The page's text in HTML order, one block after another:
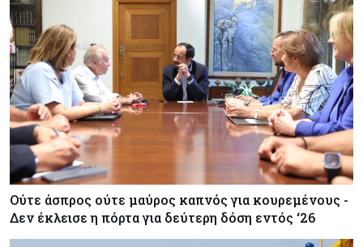
Ούτε άσπρος ούτε μαύρος καπνός για κουρεμένους -
Δεν έκλεισε η πόρτα για δεύτερη δόση εντός ‘26